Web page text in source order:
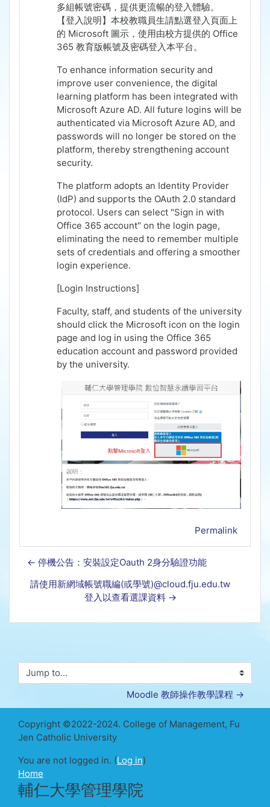
多組帳號密碼，提供更流暢的登入體驗。
【登入說明】 本校教職員生請點選登入頁面上
的 Microsoft 圖示，使用由校方提供的 Office
365 教育版帳號及密碼登入本平台。
To enhance information security and
improve user convenience, the digital
learning platform has been integrated with
Microsoft Azure AD. All future logins will be
authenticated via Microsoft Azure AD, and
passwords will no longer be stored on the
platform, thereby strengthening account
security.
The platform adopts an Identity Provider
(IdP) and supports the OAuth 2.0 standard
protocol. Users can select "Sign in with
Office 365 account" on the login page,
eliminating the need to remember multiple
sets of credentials and offering a smoother
login experience.
[Login Instructions]
Faculty, staff, and students of the university
should click the Microsoft icon on the login
page and log in using the Office 365
education account and password provided
by the university.
Permalink
← 停機公告：安裝設定Oauth 2身分驗證功能
請使用新網域帳號職編(或學號)@cloud.fju.edu.tw
登入以查看選課資料 →
Jump to...
Moodle 教師操作教學課程 →
Copyright ©2022-2024. College of Management, Fu
Jen Catholic University
You are not logged in. (Log in)
Home
輔仁大學管理學院